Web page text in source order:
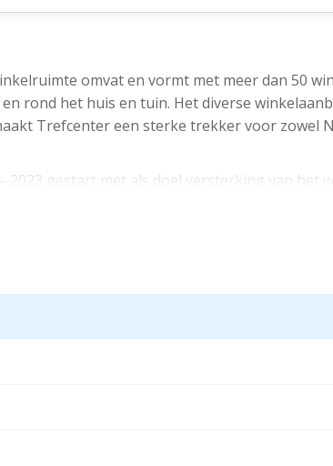
omvat en vormt met meer dan 50
rond het huis en tuin. Het diverse
Trefcenter een sterke trekker voor zowel
gestart met als doel versterking van het
Fun Shopping en PDV
Leurs